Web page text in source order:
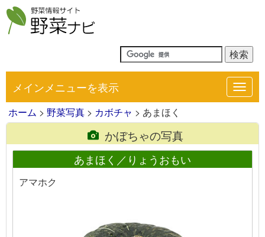
メインメニューを表示
ホーム > 野菜写真 > カボチャ > あまほく
かぼちゃの写真
あまほく／りょうおもい
アマホク